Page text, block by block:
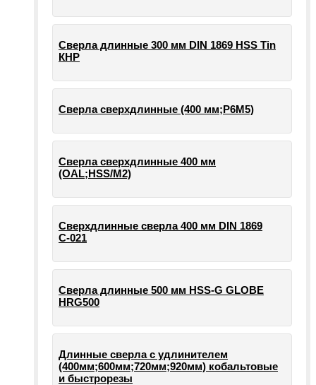
Сверла длинные 300 мм DIN 1869 HSS Tin
КНР
Сверла сверхдлинные (400 мм;Р6М5)
Сверла сверхдлинные 400 мм
(OAL;HSS/M2)
Сверхдлинные сверла 400 мм DIN 1869
С-021
Сверла длинные 500 мм HSS-G GLOBE
HRG500
Длинные сверла с удлинителем
(400мм;600мм;720мм;920мм) кобальтовые
и быстрорезы